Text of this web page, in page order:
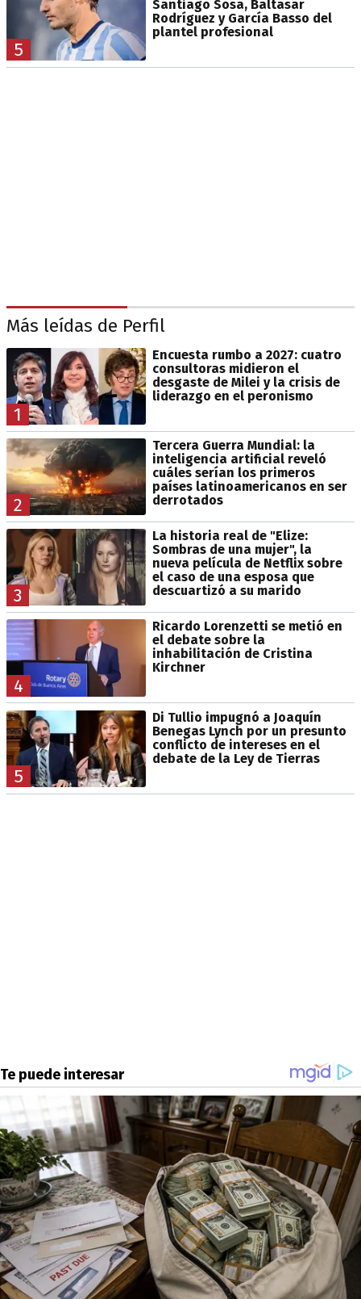
5
Santiago Sosa, Baltasar
Rodríguez y García Basso del
plantel profesional
Más leídas de Perfil
1
Encuesta rumbo a 2027: cuatro
consultoras midieron el
desgaste de Milei y la crisis de
liderazgo en el peronismo
2
Tercera Guerra Mundial: la
inteligencia artificial reveló
cuáles serían los primeros
países latinoamericanos en ser
derrotados
3
La historia real de "Elize:
Sombras de una mujer", la
nueva película de Netflix sobre
el caso de una esposa que
descuartizó a su marido
4
Ricardo Lorenzetti se metió en
el debate sobre la
inhabilitación de Cristina
Kirchner
5
Di Tullio impugnó a Joaquín
Benegas Lynch por un presunto
conflicto de intereses en el
debate de la Ley de Tierras